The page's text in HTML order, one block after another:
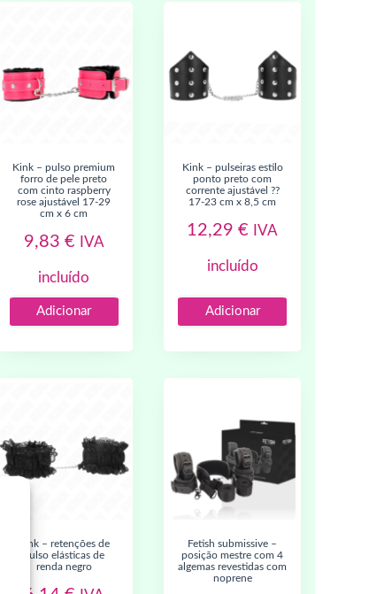
kink – pulso premium
forro de pele preto
com cinto raspberry
rose ajustável 17-29
cm x 6 cm
9,83 € IVA
incluído
Adicionar
kink – pulseiras estilo
ponto preto com
corrente ajustável ??
17-23 cm x 8,5 cm
12,29€ IVA
incluído
Adicionar
pulso elásticas de
renda negro
fetish submissive –
posição mestre com 4
algemas revestidas com
noprene